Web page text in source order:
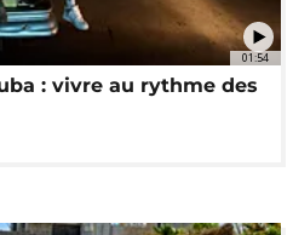
01:54
: vivre au rythme des